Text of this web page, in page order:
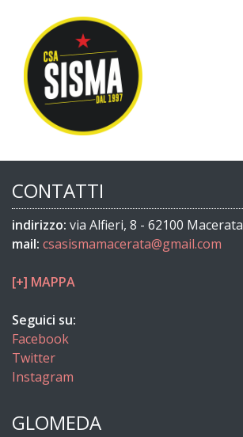
CONTATTI
indirizzo: via Alfieri, 8 - 62100 Macerata
mail: csasismamacerata@gmail.com
[+] MAPPA
Seguici su:
Facebook
Twitter
Instagram
GLOMEDA